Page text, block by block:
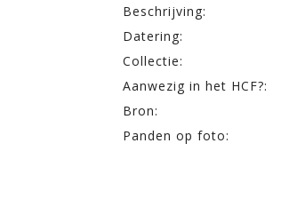
Beschrijving:
Datering:
Collectie:
Aanwezig in het HCF?:
Bron:
Panden op foto: